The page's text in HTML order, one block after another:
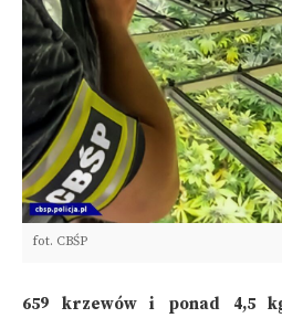
fot. CBŚP
659 krzewów i ponad 4,5